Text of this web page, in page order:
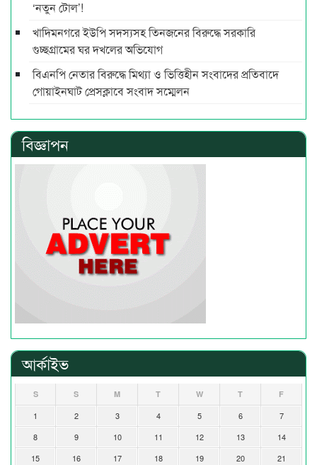
‘নতুন টোল’!
খাদিমনগরে ইউপি সদস্যসহ তিনজনের বিরুদ্ধে সরকারি
গুচ্ছগ্রামের ঘর দখলের অভিযোগ
বিএনপি নেতার বিরুদ্ধে মিথ্যা ও ভিত্তিহীন সংবাদের প্রতিবাদে
গোয়াইনঘাট প্রেসক্লাবে সংবাদ সম্মেলন
বিজ্ঞাপন
আর্কাইভ
S S M T W T F
1 2 3 4 5 6
7
8
9 10 11 12 13
14
15
16 17 18 19 20
21